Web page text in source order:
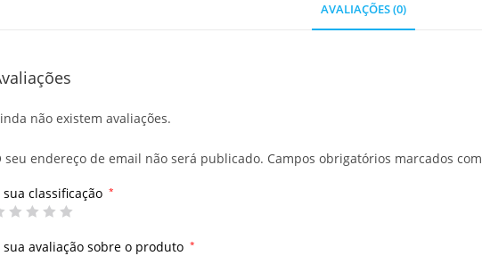
AVALIAÇÕES (0)
não existem avaliações.
seu endereço de email não será publicado. Campos obrigatórios marcados com
sua classificação *
sua avaliação sobre o produto *